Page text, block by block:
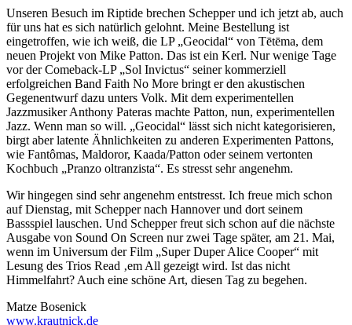
Unseren Besuch im Riptide brechen Schepper und ich jetzt ab, auch
für uns hat es sich natürlich gelohnt. Meine Bestellung ist
eingetroffen, wie ich weiß, die LP „Geocidal“ von Tētēma, dem
neuen Projekt von Mike Patton. Das ist ein Kerl. Nur wenige Tage
vor der Comeback-LP „Sol Invictus“ seiner kommerziell
erfolgreichen Band Faith No More bringt er den akustischen
Gegenentwurf dazu unters Volk. Mit dem experimentellen
Jazzmusiker Anthony Pateras machte Patton, nun, experimentellen
Jazz. Wenn man so will. „Geocidal“ lässt sich nicht kategorisieren,
birgt aber latente Ähnlichkeiten zu anderen Experimenten Pattons,
wie Fantômas, Maldoror, Kaada/Patton oder seinem vertonten
Kochbuch „Pranzo oltranzista“. Es stresst sehr angenehm.
Wir hingegen sind sehr angenehm entstresst. Ich freue mich schon
auf Dienstag, mit Schepper nach Hannover und dort seinem
Bassspiel lauschen. Und Schepper freut sich schon auf die nächste
Ausgabe von Sound On Screen nur zwei Tage später, am 21. Mai,
wenn im Universum der Film „Super Duper Alice Cooper“ mit
Lesung des Trios Read ‚em All gezeigt wird. Ist das nicht
Himmelfahrt? Auch eine schöne Art, diesen Tag zu begehen.
Matze Bosenick
www.krautnick.de